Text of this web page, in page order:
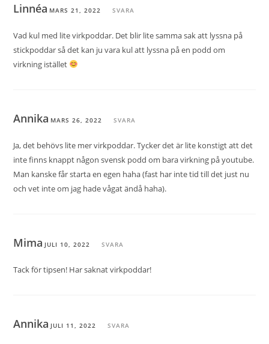
Linnéa MARS 21, 2022 SVARA
Vad kul med lite virkpoddar. Det blir lite samma sak att lyssna på
stickpoddar så det kan ju vara kul att lyssna på en podd om
virkning istället
Annika MARS 26, 2022 SVARA
Ja, det behövs lite mer virkpoddar. Tycker det är lite konstigt att det
inte finns knappt någon svensk podd om bara virkning på youtube.
Man kanske får starta en egen haha (fast har inte tid till det just nu
och vet inte om jag hade vågat ändå haha).
Mima JULI 10, 2022 SVARA
Tack för tipsen! Har saknat virkpoddar!
Annika JULI 11, 2022 SVARA